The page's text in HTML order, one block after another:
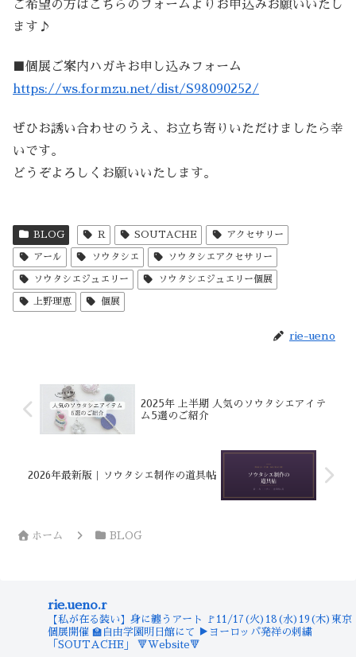
ご希望の方はこちらのフォームよりお申込みお願いいたし
ます♪
■個展ご案内ハガキお申し込みフォーム
https://ws.formzu.net/dist/S98090252/
ぜひお誘い合わせのうえ、お立ち寄りいただけましたら幸
いです。
どうぞよろしくお願いいたします。
BLOG R SOUTACHE アクセサリー
アール ソウタシエ ソウタシエアクセサリー
ソウタシエジュエリー ソウタシエジュエリー個展
上野理恵 個展
rie-ueno
2025年 上半期 人気のソウタシエアイテ
ム5選のご紹介
2026年最新版｜ソウタシエ制作の道具帖
ホーム BLOG
rie.ueno.r
【私が在る装い】身に纏うアート
🚩11/17(火)18(水)19(木)東京
個展開催 🏫自由学園明日館にて
▶︎ヨーロッパ発祥の刺繍
「SOUTACHE」
🔻Website🔻